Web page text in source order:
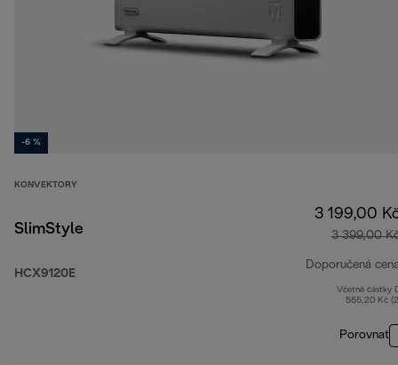
-6 %
KONVEKTORY
SlimStyle
HCX9120E
3 199,00
3 399,00
Doporučená
Včetně částky
555,20 Kč
Porovnat